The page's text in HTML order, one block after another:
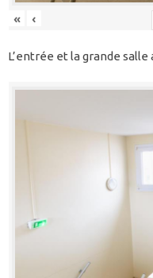
« ‹
L’entrée et la grande